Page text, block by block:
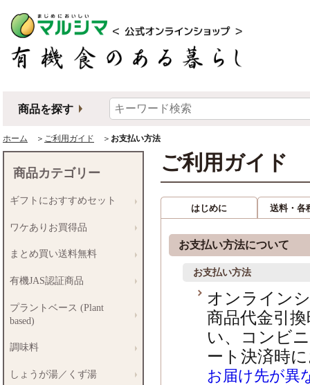
商品を探す
ホーム ＞ ご利用ガイド ＞ お支払い方法
ご利用ガイド
はじめに 送料・各
お支払い方法について
お支払い方法
オンライン
商品代金引
い、コンビ
ート決済時
お届け先が異
商品カテゴリー
ギフトにおすすめセット
ワケありお買得品
まとめ買い送料無料
有機JAS認証商品
プラントベース (Plant
based)
調味料
しょうが湯／くず湯